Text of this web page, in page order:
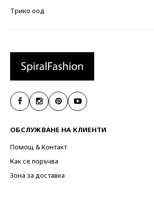
Трико оод
ОБСЛУЖВАНЕ НА КЛИЕНТИ
Помощ & Контакт
Как се поръчва
Зона за доставка